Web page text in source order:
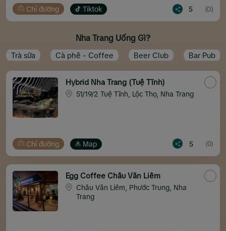
Chỉ đường Tiktok 5 (0)
Nha Trang Uống Gì?
Trà sữa Cà phê - Coffee Beer Club Bar Pub
Hybrid Nha Trang (Tuệ Tĩnh)
51/19/2 Tuệ Tĩnh, Lộc Thọ, Nha Trang
Chỉ đường Map 5 (0)
Egg Coffee Châu Văn Liêm
Châu Văn Liêm, Phước Trung, Nha
Trang